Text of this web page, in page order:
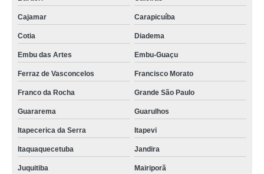
Cajamar Carapicuíba
Cotia Diadema
Embu das Artes Embu-Guaçu
Ferraz de Vasconcelos Francisco Morato
Franco da Rocha Grande São Paulo
Guararema Guarulhos
Itapecerica da Serra Itapevi
Itaquaquecetuba Jandira
Juquitiba Mairiporã